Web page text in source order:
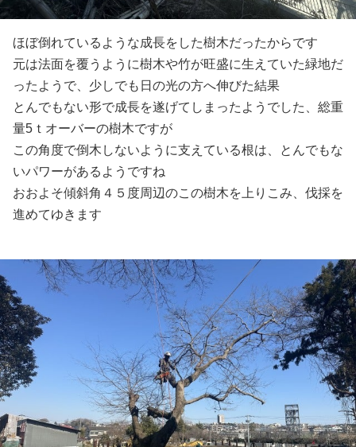
ほぼ倒れているような成長をした樹木だったからです
元は法面を覆うように樹木や竹が旺盛に生えていた緑地だ
ったようで、少しでも日の光の方へ伸びた結果
とんでもない形で成長を遂げてしまったようでした、総重
量5ｔオーバーの樹木ですが
この角度で倒木しないように支えている根は、とんでもな
いパワーがあるようですね
おおよそ傾斜角４５度周辺のこの樹木を上りこみ、伐採を
進めてゆきます